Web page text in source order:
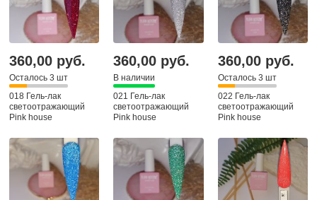
360,00 руб.
Осталось 3 шт
018 Гель-лак
светоотражающий
Pink house
360,00 руб.
В наличии
021 Гель-лак
светоотражающий
Pink house
360,00 руб.
Осталось 3 шт
022 Гель-лак
светоотражающий
Pink house